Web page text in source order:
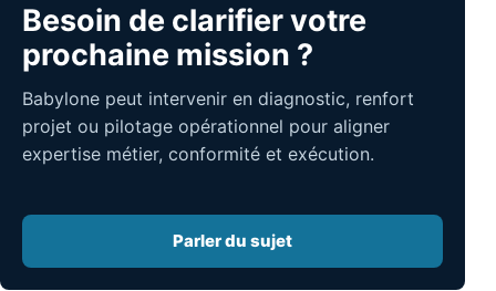
Besoin de clarifier votre
prochaine mission ?
Babylone peut intervenir en diagnostic, renfort
projet ou pilotage opérationnel pour aligner
expertise métier, conformité et exécution.
Parler du sujet